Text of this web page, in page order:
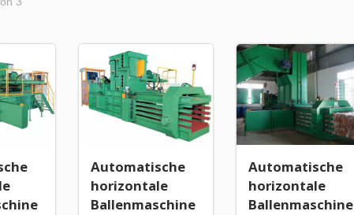
Automatische
horizontale
Ballenmaschine
Automatische
horizontale
Ballenmaschine